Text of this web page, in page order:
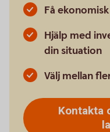
Få
Hjälp med
din situation
Välj mellan
Kontakta